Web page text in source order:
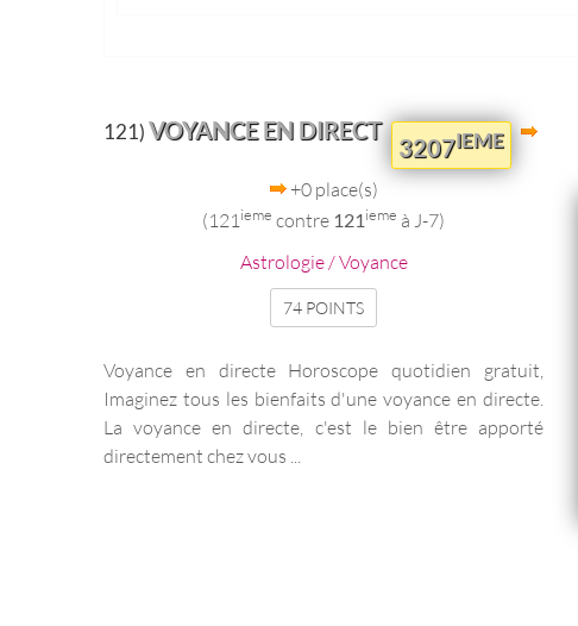
121)VOYANCE EN DIRECT
3207IEME
+0 place(s)
(121 ieme contre 121ieme à J-7)
Astrologie / Voyance
74 POINTS
Voyance en directe Horoscope quotidien gratuit,
Imaginez tous les bienfaits d'une voyance en directe.
La voyance en directe, c'est le bien être apporté
directement chez vous ...